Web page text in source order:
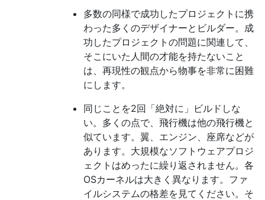
多数の同様で成功したプロジェクトに携
わった多くのデザイナーとビルダー。成
功したプロジェクトの問題に関連して、
そこにいた人間の才能を持たないこと
は、再現性の観点から物事を非常に困難
にします。
同じことを2回「絶対に」ビルドしな
い。多くの点で、飛行機は他の飛行機と
似ています。翼、エンジン、座席などが
あります。大規模なソフトウェアプロジ
ェクトはめったに繰り返されません。各
OSカーネルは大きく異なります。ファ
イルシステムの格差を見てください。そ